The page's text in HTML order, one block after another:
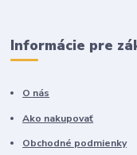
Informácie pre
O nás
Ako nakupovať
Obchodné podmienky